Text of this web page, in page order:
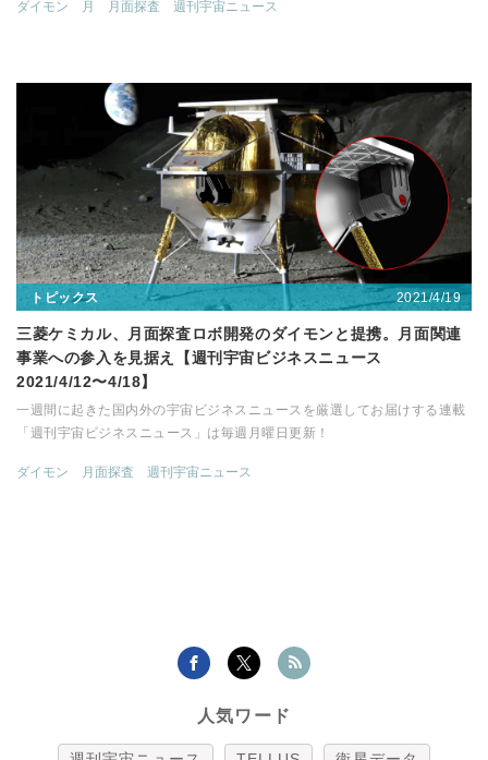
ダイモン 月 月面探査 週刊宇宙ニュース
トピックス 2021/4/19
三菱ケミカル、月面探査ロボ開発のダイモンと提携。月面関連
事業への参入を見据え【週刊宇宙ビジネスニュース
2021/4/12〜4/18】
一週間に起きた国内外の宇宙ビジネスニュースを厳選してお届けする連載
「週刊宇宙ビジネスニュース」は毎週月曜日更新！
ダイモン 月面探査 週刊宇宙ニュース
人気ワード